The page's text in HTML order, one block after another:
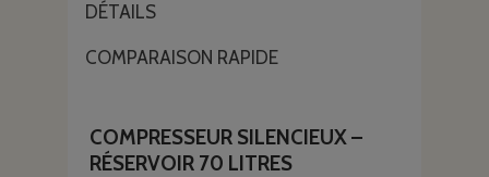
DÉTAILS
COMPARAISON RAPIDE
COMPRESSEUR SILENCIEUX –
RÉSERVOIR 70 LITRES